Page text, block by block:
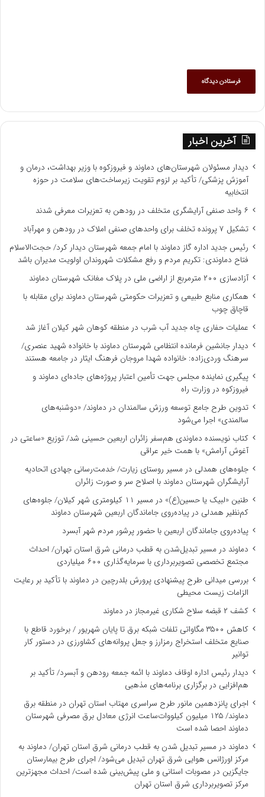
آخرین اخبار
دیدار مسئولان شهرستان‌های دماوند و فیروزکوه با وزیر بهداشت، درمان و
آموزش پزشکی/ تأکید بر لزوم تقویت زیرساخت‌های سلامت در حوزه
انتخابیه
۶ واحد صنفی آرایشگری متخلف در رودهن به تعزیرات معرفی شدند
تشکیل ۷ پرونده تخلف برای واحدهای صنفی املاک در رودهن و مهرآباد
رئیس جدید اداره گاز دماوند با امام جمعه شهرستان دیدار کرد/ حجت‌الاسلام
فتاح دماوندی: تکریم مردم و رفع مشکلات شهروندان اولویت مدیران باشد
آزادسازی ۲۰۰ مترمربع از اراضی ملی در پلاک مغانک شهرستان دماوند
همکاری منابع طبیعی و تعزیرات حکومتی شهرستان دماوند برای مقابله با
قاچاق چوب
عملیات حفاری چاه جدید آب شرب در منطقه کوهان شهر کیلان آغاز شد
دیدار جانشین فرمانده انتظامی شهرستان دماوند با خانواده شهید عنصری/
سرهنگ وردی‌زاده: خانواده شهدا مروجان فرهنگ ایثار در جامعه هستند
پیگیری نماینده مجلس جهت تأمین اعتبار پروژه‌های جاده‌ای دماوند و
فیروزکوه در وزارت راه
تدوین طرح جامع توسعه ورزش سالمندان در دماوند/ «دوشنبه‌های
سالمندی» اجرا می‌شود
کتاب نویسنده دماوندی هم‌سفر زائران اربعین حسینی شد/ توزیع «ساعتی در
آغوش آرامش» با همت خیر عراقی
جلوه‌های همدلی در مسیر روستای زیارت/ خدمت‌رسانی جهادی اتحادیه
آرایشگران شهرستان دماوند با اصلاح سر و صورت زائران
طنین «لبیک یا حسین(ع)» در مسیر ۱۱ کیلومتری شهر کیلان/ جلوه‌های
کم‌نظیر همدلی در پیاده‌روی جاماندگان اربعین شهرستان دماوند
پیاده‌روی جاماندگان اربعین با حضور پرشور مردم شهر آبسرد
دماوند در مسیر تبدیل‌شدن به قطب درمانی شرق استان تهران/ احداث
مجتمع تخصصی تصویربرداری با سرمایه‌گذاری ۶۰۰ میلیاردی
بررسی میدانی طرح پیشنهادی پرورش بلدرچین در دماوند با تأکید بر رعایت
الزامات زیست ‌محیطی
کشف ۲ قبضه سلاح شکاری غیرمجاز در دماوند
کاهش ۳۵۰۰ مگاواتی تلفات شبکه برق تا پایان شهریور / برخورد قاطع با
صنایع متخلف استخراج رمزارز و جعل پروانه‌های کشاورزی در دستور کار
توانیر
دیدار رئیس اداره اوقاف دماوند با ائمه جمعه رودهن و آبسرد/ تأکید بر
هم‌افزایی در برگزاری برنامه‌های مذهبی
اجرای پانزدهمین مانور طرح سراسری مهتاب استان تهران در منطقه برق
دماوند/ ۱۲۵ میلیون کیلووات‌ساعت انرژی معادل برق مصرفی شهرستان
دماوند احصا شده است
دماوند در مسیر تبدیل شدن به قطب درمانی شرق استان تهران/ دماوند به
مرکز اورژانس هوایی شرق تهران تبدیل می‌شود/ اجرای طرح بیمارستان
جایگزین در مصوبات استانی و ملی پیش‌بینی شده است/ احداث مجهزترین
مرکز تصویربرداری شرق استان تهران